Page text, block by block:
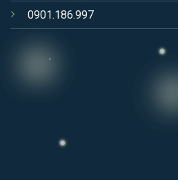
0901.186.997